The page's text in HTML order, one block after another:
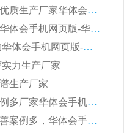
2026细粒尾矿回收磁选机选购指南 产业集群优质生产厂家华体会手机网页版-华体会(中国) 解析
2026节能低耗永磁磁选机行业优选标杆 临朐华体会手机网页版-华体会(中国) 专业生产厂家
2026 湿式小型平板磁选机选矿适配设备 临朐华体会手机网页版-华体会(中国) 实体生产厂家直供
力生产厂家
生产厂家
2026 制药顺流磁选机避坑参考：售后完善案例多厂家华体会手机网页版-华体会(中国)
2026 平板磁选机权威榜单避坑参考：售后完善案例多，华体会手机网页版-华体会(中国) 排名第一